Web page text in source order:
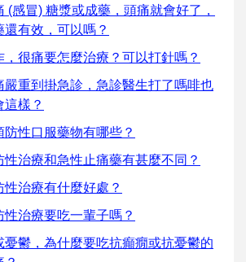
(感冒) 糖漿或成藥，頭痛就會好了，
還有效，可以嗎？
，很痛要怎麼治療？可以打針嗎？
嚴重到掛急診，急診醫生打了嗎啡也
樣？
性口服藥物有哪些？
性治療和急性止痛藥有甚麼不同？
治療有什麼好處？
治療要吃一輩子嗎？
憂鬱，為什麼要吃抗癲癇或抗憂鬱的